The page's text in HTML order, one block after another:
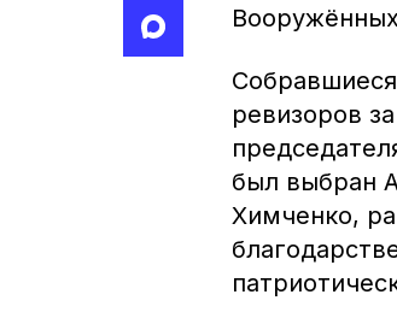
ревизоров
был выбран
Химченко,